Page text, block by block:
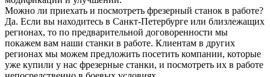
Можно ли приехать и посмотреть фрезерный станок в работе?
Да. Если вы находитесь в Санкт-Петербурге или близлежащих
регионах, то по предварительной договоренности мы
покажем вам наши станки в работе. Клиентам в других
регионах мы можем предложить посетить компании, которые
уже купили у нас фрезерные станки, и посмотреть их в работе